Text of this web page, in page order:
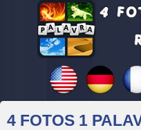
4 FOTOS 1